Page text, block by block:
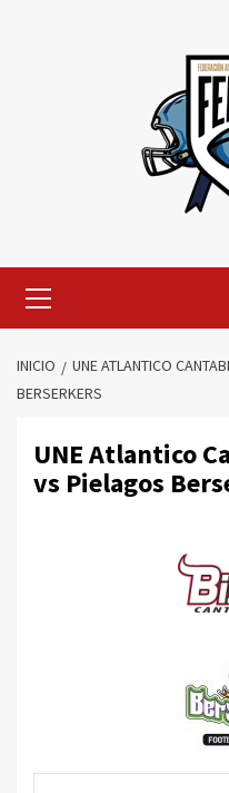
primario
INICIO
UNE ATLANTICO
BERSERKERS
UNE Atlantico
vs Pielagos